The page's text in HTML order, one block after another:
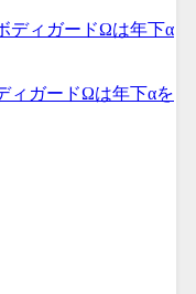
ィガードΩは年下αを